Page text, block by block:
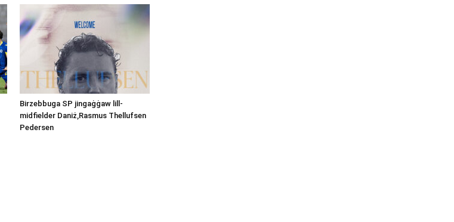
Birzebbuga SP jingaġġaw lill-
midfielder Daniż,Rasmus Thellufsen
Pedersen